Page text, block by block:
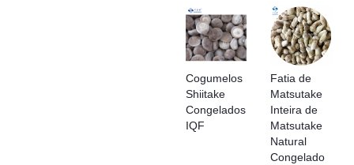
Cogumelos
Shiitake
Congelados
IQF
Fatia de
Matsutake
Inteira de
Matsutake
Natural
Congelado